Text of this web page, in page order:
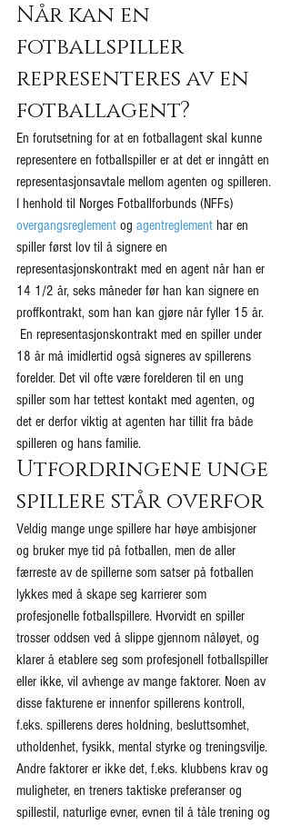
Når kan en
fotballspiller
representeres av en
fotballagent?
En forutsetning for at en fotballagent skal kunne
representere en fotballspiller er at det er inngått en
representasjonsavtale mellom agenten og spilleren.
I henhold til Norges Fotballforbunds (NFFs)
overgangsreglement og agentreglement har en
spiller først lov til å signere en
representasjonskontrakt med en agent når han er
14 1/2 år, seks måneder før han kan signere en
proffkontrakt, som han kan gjøre når fyller 15 år.
En representasjonskontrakt med en spiller under
18 år må imidlertid også signeres av spillerens
forelder. Det vil ofte være forelderen til en ung
spiller som har tettest kontakt med agenten, og
det er derfor viktig at agenten har tillit fra både
spilleren og hans familie.
Utfordringene unge
spillere står overfor
Veldig mange unge spillere har høye ambisjoner
og bruker mye tid på fotballen, men de aller
færreste av de spillerne som satser på fotballen
lykkes med å skape seg karrierer som
profesjonelle fotballspillere. Hvorvidt en spiller
trosser oddsen ved å slippe gjennom nåløyet, og
klarer å etablere seg som profesjonell fotballspiller
eller ikke, vil avhenge av mange faktorer. Noen av
disse fakturene er innenfor spillerens kontroll,
f.eks. spillerens deres holdning, besluttsomhet,
utholdenhet, fysikk, mental styrke og treningsvilje.
Andre faktorer er ikke det, f.eks. klubbens krav og
muligheter, en treners taktiske preferanser og
spillestil, naturlige evner, evnen til å tåle trening og